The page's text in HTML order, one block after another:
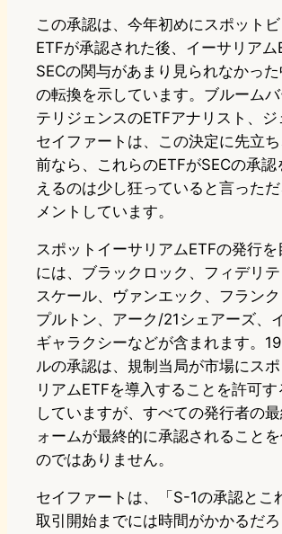
この承認は、今年初めにスポット
ETFが承認された後、イーサリアム
SECの関与があまり見られなかっ
の転換を示しています。ブルーム
テリジェンスのETFアナリスト、ジ
セイファートは、この決定に先立
前なら、これらのETFがSECの承認
えるのは少し狂っていると言った
メントしています。
スポットイーサリアムETFの発行を
には、ブラックロック、フィデリ
スケール、ヴァンエック、フラン
プルトン、アーク/21シェアーズ、
ギャラクシーなどが含まれます。
ルの承認は、規制当局が市場にス
リアムETFを導入することを許可
していますが、すべての発行者の
ォームが最終的に承認されること
のではありません。
セイファートは、「S-1の承認とこ
取引開始までには時間がかかるだろ